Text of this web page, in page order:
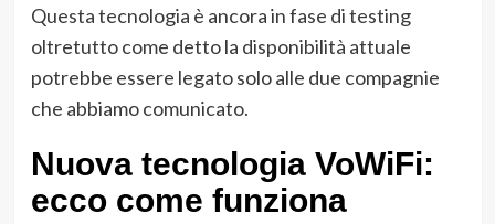
Questa tecnologia è ancora in fase di testing
oltretutto come detto la disponibilità attuale
potrebbe essere legato solo alle due compagnie
che abbiamo comunicato.
Nuova tecnologia VoWiFi:
ecco come funziona